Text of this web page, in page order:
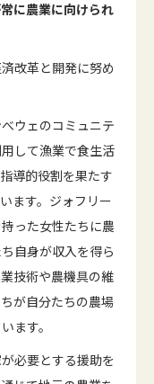
に農業に向けられ
改革と開発に努め
ウェのコミュニテ
して漁業で食生活
導的役割を果たす
ます。ジォフリー
った女性たちに農
自身が収入を得ら
技術や農機具の維
が自分たちの農場
ます。
必要とする援助を